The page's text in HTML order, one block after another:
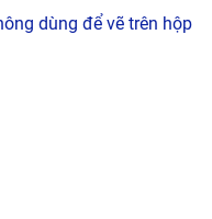
dùng để vẽ trên hộp